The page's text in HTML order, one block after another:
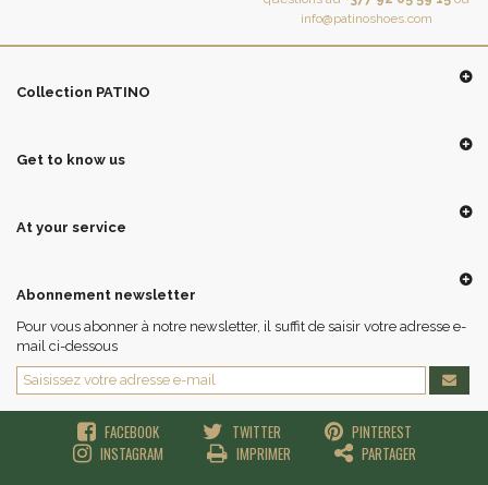
info@patinoshoes.com
Collection PATINO
Get to know us
At your service
Abonnement newsletter
Pour vous abonner à notre newsletter, il suffit de saisir votre adresse e-
mail ci-dessous
FACEBOOK TWITTER
PINTEREST
INSTAGRAM
IMPRIMER PARTAGER